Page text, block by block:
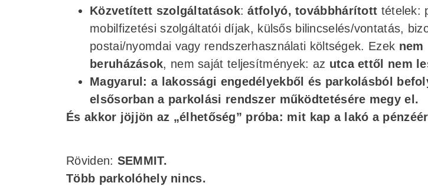
Közvetített szolgáltatások:átfolyó, továbbhárított tételek:
mobilfizetési szolgáltatói díjak, külsős bilincselés/vontatás,
postai/nyomdai vagy rendszerhasználati költségek. Ezek nem
beruházások, nem saját teljesítmények: az utca ettől nem
Magyarul: a lakossági engedélyekből és parkolásból
elsősorban a parkolási rendszer működtetésére megy el.
És akkor jöjjön az „élhetőség” próba: mit kap a lakó a
Röviden: SEMMIT.
Több parkolóhely nincs.